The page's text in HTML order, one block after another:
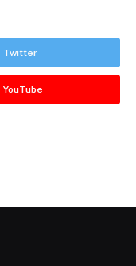
Twitter
YouTube